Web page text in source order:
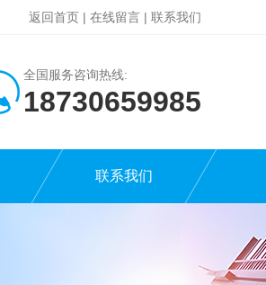
返回首页 | 在线留言 | 联系我们
全国服务咨询热线:
18730659985
联系我们